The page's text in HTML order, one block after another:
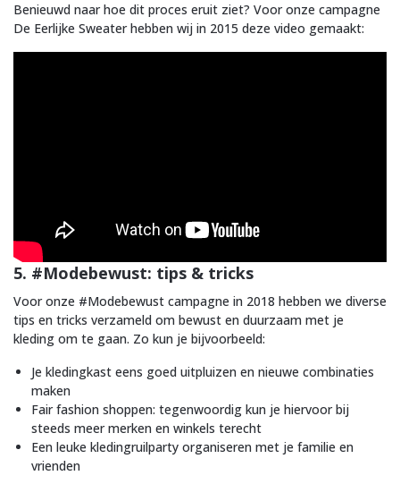
Benieuwd naar hoe dit proces eruit ziet? Voor onze campagne
De Eerlijke Sweater hebben wij in 2015 deze video gemaakt:
5. #Modebewust: tips & tricks
Voor onze #Modebewust campagne in 2018 hebben we diverse
tips en tricks verzameld om bewust en duurzaam met je
kleding om te gaan. Zo kun je bijvoorbeeld:
Je kledingkast eens goed uitpluizen en nieuwe combinaties
maken
Fair fashion shoppen: tegenwoordig kun je hiervoor bij
steeds meer merken en winkels terecht
Een leuke kledingruilparty organiseren met je familie en
vrienden